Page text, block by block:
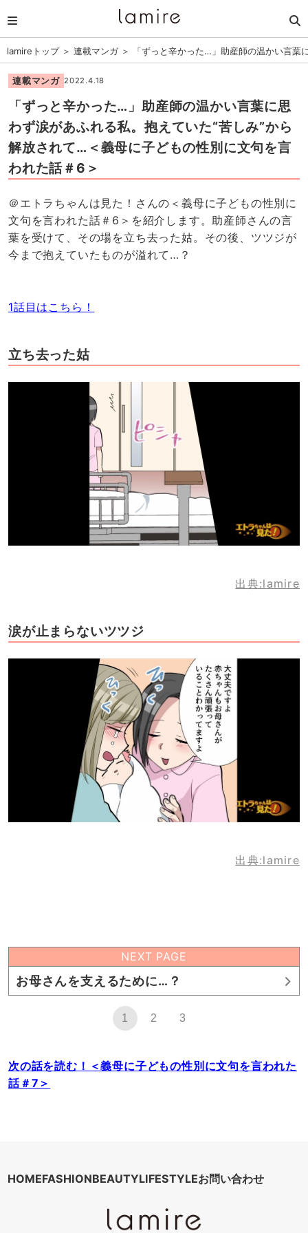
lamireトップ＞ 連載マンガ＞ 「ずっと辛かった…」助産師の温かい言
連載マンガ 2022.4.18
「ずっと辛かった…」助産師の温かい言葉に思
わず涙があふれる私。抱えていた“苦しみ”から
解放されて…＜義母に子どもの性別に文句を言
われた話＃6＞
＠エトラちゃんは見た！さんの＜義母に子どもの性別に
文句を言われた話＃6＞を紹介します。助産師さんの言
葉を受けて、その場を立ち去った姑。その後、ツツジが
今まで抱えていたものが溢れて…？
1話目はこちら！
立ち去った姑
出典:lamire
涙が止まらないツツジ
出典:lamire
NEXT PAGE
お母さんを支えるために…？
1 2 3
次の話を読む！＜義母に子どもの性別に文句を言われた
話＃7＞
HOMEFASHIONBEAUTYLIFESTYLEお問い合わせ